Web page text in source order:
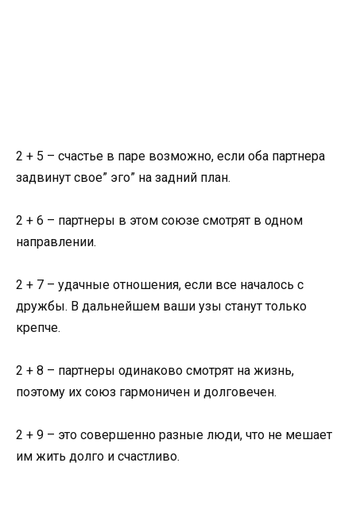
2 + 5 – счастье в паре возможно, если оба партнера
задвинут свое” эго” на задний план.
2 + 6 – партнеры в этом союзе смотрят в одном
направлении.
2 + 7 – удачные отношения, если все началось с
дружбы. В дальнейшем ваши узы станут только
крепче.
2 + 8 – партнеры одинаково смотрят на жизнь,
поэтому их союз гармоничен и долговечен.
2 + 9 – это совершенно разные люди, что не мешает
им жить долго и счастливо.